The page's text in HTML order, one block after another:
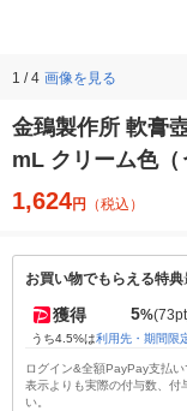
1 / 4 画像を見る
金鵄製作所 軟膏
mL クリーム色（
1,624円 （税込）
お買い物でもらえる特典
獲得 5%
うち4.5%は利用先・期間限
ログイン&全額PayPay支払
表示よりも実際の付与数、付
い。